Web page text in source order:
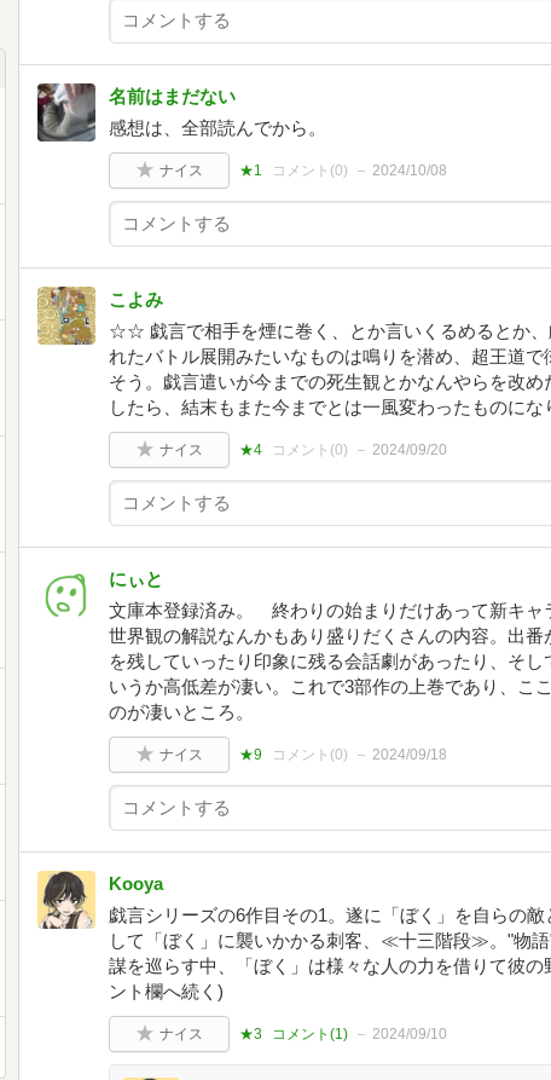
名前はまだない
感想は、全部読んでから。
ナイス ★1 コメント(0) 2024/10/08
こよみ
☆☆ 戯言で相手を煙に巻く、とか言いくるめるとか、
れたバトル展開みたいなものは鳴りを潜め、超王道
そう。戯言遣いが今までの死生観とかなんやらを改
したら、結末もまた今までとは一風変わったものにな
ナイス ★4 コメント(0) 2024/09/20
にぃと
文庫本登録済み。 終わりの始まりだけあって新キャ
世界観の解説なんかもあり盛りだくさんの内容。出
を残していったり印象に残る会話劇があったり、そ
いうか高低差が凄い。これで3部作の上巻であり、こ
のが凄いところ。
ナイス ★9 コメント(0) 2024/09/18
Kooya
戯言シリーズの6作目その1。遂に「ぼく」を自らの
して「ぼく」に襲いかかる刺客、≪十三階段≫。"物
謀を巡らす中、「ぼく」は様々な人の力を借りて彼
ント欄へ続く)
ナイス ★3 コメント(1) 2024/09/10